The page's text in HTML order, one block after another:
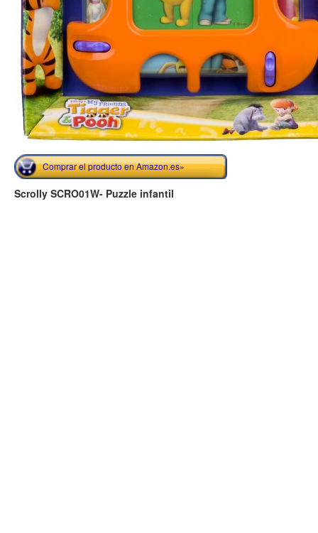
Comprar el producto en Amazon.es»
Scrolly SCRO01W- Puzzle infantil